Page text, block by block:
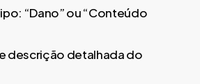
“Dano” ou “Conteúdo
descrição detalhada do